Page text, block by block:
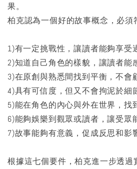
果。
柏克認為一個好的故事概念，必須
1)有一定挑戰性，讓讀者能夠享受
2)知道自己角色的樣貌，讓讀者能
3)在原創與熟悉間找到平衡，不會
4)具有可信度，但又不會拘泥於細
5)能在角色的內心與外在世界，找
6)能夠娛樂到觀眾或讀者，讓受眾
7)故事能夠有意義，促成反思和影
根據這七個要件，柏克進一步透過